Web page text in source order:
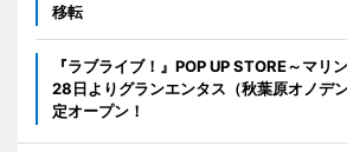
移転
『ラブライブ！』POP UP STORE～マリ
28日よりグランエンタス（秋葉原オノデ
定オープン！